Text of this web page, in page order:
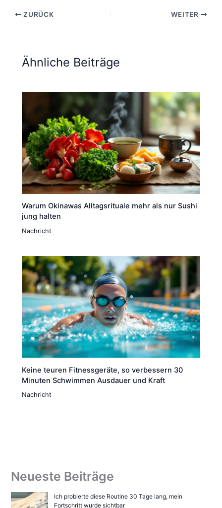
ZURÜCK WEITER
Ähnliche Beiträge
Warum Okinawas Alltagsrituale mehr als nur Sushi
jung halten
Nachricht
Keine teuren Fitnessgeräte, so verbessern 30
Minuten Schwimmen Ausdauer und Kraft
Nachricht
Neueste Beiträge
Ich probierte diese Routine 30 Tage lang, mein
Fortschritt wurde sichtbar